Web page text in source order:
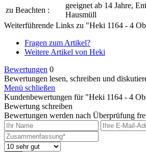
zu Beachten :
geeignet ab 14 Jahre,
Hausmüll
Weiterführende Links zu "Heki 1164 - 4
Fragen zum Artikel?
Weitere Artikel von Heki
Bewertungen 0
Bewertungen lesen, schreiben und
Menü schließen
Kundenbewertungen für "Heki 1164 - 4
Bewertung schreiben
Bewertungen werden nach Überprüfung